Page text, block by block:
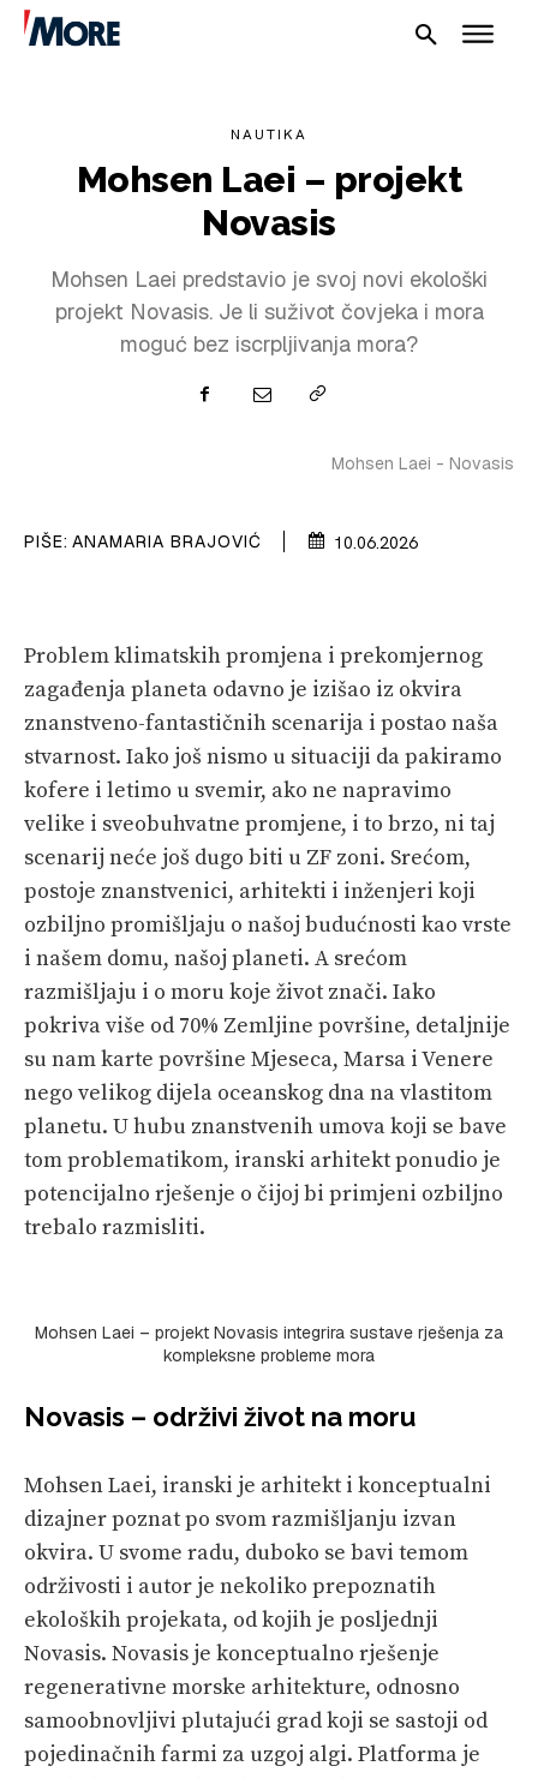
NAUTIKA
SHOP
NAUTIKA
Mohsen Laei – projekt
Novasis
Mohsen Laei predstavio je svoj novi ekološki
projekt Novasis. Je li suživot čovjeka i mora
moguć bez iscrpljivanja mora?
Mohsen Laei - Novasis
PIŠE: ANAMARIA BRAJOVIĆ 10.06.2026
Problem klimatskih promjena i prekomjernog
zagađenja planeta odavno je izišao iz okvira
znanstveno-fantastičnih scenarija i postao naša
stvarnost. Iako još nismo u situaciji da pakiramo
kofere i letimo u svemir, ako ne napravimo
velike i sveobuhvatne promjene, i to brzo, ni taj
scenarij neće još dugo biti u ZF zoni. Srećom,
postoje znanstvenici, arhitekti i inženjeri koji
ozbiljno promišljaju o našoj budućnosti kao vrste
i našem domu, našoj planeti. A srećom
razmišljaju i o moru koje život znači. Iako
pokriva više od 70% Zemljine površine, detaljnije
su nam karte površine Mjeseca, Marsa i Venere
nego velikog dijela oceanskog dna na vlastitom
planetu. U hubu znanstvenih umova koji se bave
tom problematikom, iranski arhitekt ponudio je
potencijalno rješenje o čijoj bi primjeni ozbiljno
trebalo razmisliti.
Mohsen Laei – projekt Novasis integrira sustave rješenja za
kompleksne probleme mora
Novasis – održivi život na moru
Mohsen Laei, iranski je arhitekt i konceptualni
dizajner poznat po svom razmišljanju izvan
okvira. U svome radu, duboko se bavi temom
održivosti i autor je nekoliko prepoznatih
ekoloških projekata, od kojih je posljednji
Novasis. Novasis je konceptualno rješenje
regenerativne morske arhitekture, odnosno
samoobnovljivi plutajući grad koji se sastoji od
pojedinačnih farmi za uzgoj algi. Platforma je